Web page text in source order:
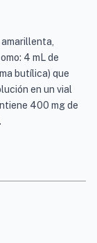
4 mL de
butílica) que
en un vial
400 mg de